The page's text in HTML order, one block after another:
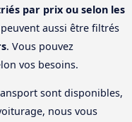
par prix ou selon les
aussi être filtrés
. Vous pouvez
vos besoins.
sont disponibles,
nous vous